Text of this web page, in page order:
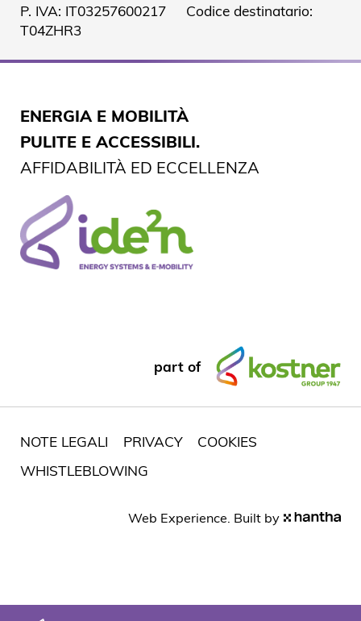
P. IVA: IT03257600217 Codice destinatario:
T04ZHR3
ENERGIA E MOBILITÀ
PULITE E ACCESSIBILI.
AFFIDABILITÀ ED ECCELLENZA
part of
NOTE LEGALI PRIVACY
COOKIES
WHISTLEBLOWING
Web Experience. Built by